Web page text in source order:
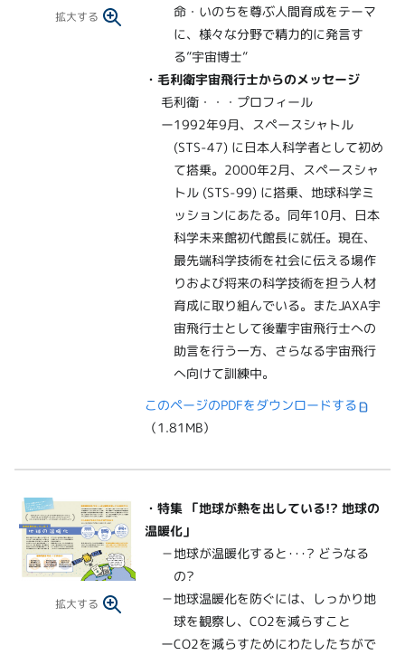
拡大する
命・いのちを尊ぶ人間育成をテーマ
に、様々な分野で精力的に発言す
る”宇宙博士”
・ 毛利衛宇宙飛行士からのメッセージ
毛利衛・・・プロフィール
ー1992年9月、スペースシャトル
(STS-47) に日本人科学者として初め
て搭乗。2000年2月、スペースシャ
トル (STS-99) に搭乗、地球科学ミ
ッションにあたる。同年10月、日本
科学未来館初代館長に就任。現在、
最先端科学技術を社会に伝える場作
りおよび将来の科学技術を担う人材
育成に取り組んでいる。またJAXA宇
宙飛行士として後輩宇宙飛行士への
助言を行う一方、さらなる宇宙飛行
へ向けて訓練中。
このページのPDFをダウンロードする
（1.81MB）
拡大する
・ 特集 「地球が熱を出している!? 地球の
温暖化」
－地球が温暖化すると･･･? どうなる
の?
－地球温暖化を防ぐには、しっかり地
球を観察し、CO2を減らすこと
ーCO2を減らすためにわたしたちがで